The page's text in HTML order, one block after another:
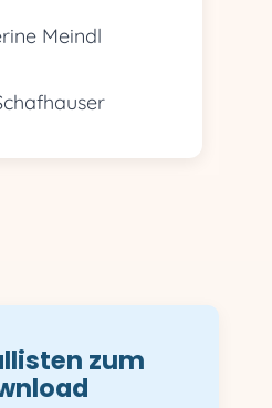
Meindl
zum